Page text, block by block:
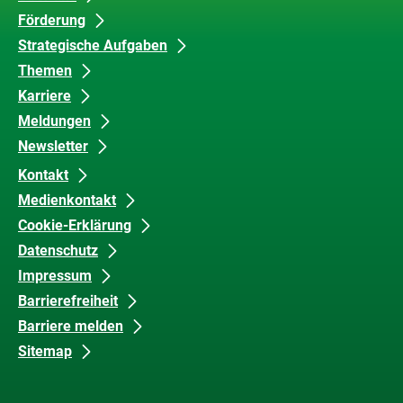
Inhalte
Förderung
Strategische Aufgaben
Themen
Karriere
Meldungen
Newsletter
und
Barrierefreiheit
Kontakt
Medienkontakt
Cookie-Erklärung
Datenschutz
Impressum
Barrierefreiheit
Barriere melden
Sitemap